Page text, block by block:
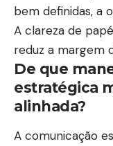
bem definidas, a
A clareza de
reduz a margem
De que
estratégica
alinhada?
A comunicação